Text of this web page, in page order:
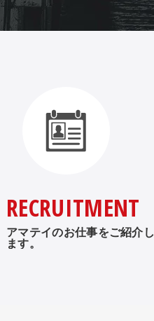
RECRUITMENT
アマテイのお仕事をご紹介し
ます。